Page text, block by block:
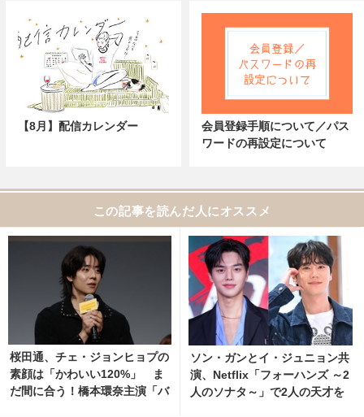
【8月】配信カレンダー
会員登録手順について／パス
ワードの再設定について
この記事を読んだ人にオススメ
桜田通、チェ・ジョンヒョプの
素顔は「かわいい120%」 ま
だ間に合う！橋本環奈主演「バ
ソン・ガンとイ・ジュニョン共
演、Netflix「フォーハンズ ～2
人のソナタ～」で2人の天才を